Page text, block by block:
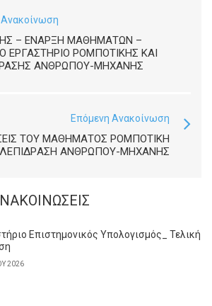
– ΕΝΑΡΞΗ ΜΑΘΗΜΑΤΩΝ –
ΕΡΓΑΣΤΗΡΙΟ ΡΟΜΠΟΤΙΚΗΣ ΚΑΙ
ΑΝΘΡΩΠΟΥ-ΜΗΧΑΝΗΣ
Επόμενη Ανακοίνωση
ΤΟΥ ΜΑΘΉΜΑΤΟΣ ΡΟΜΠΟΤΙΚΗ
ΑΝΘΡΩΠΟΥ-ΜΗΧΑΝΗΣ
Επιστημονικός Υπολογισμός_ Τελική
2026